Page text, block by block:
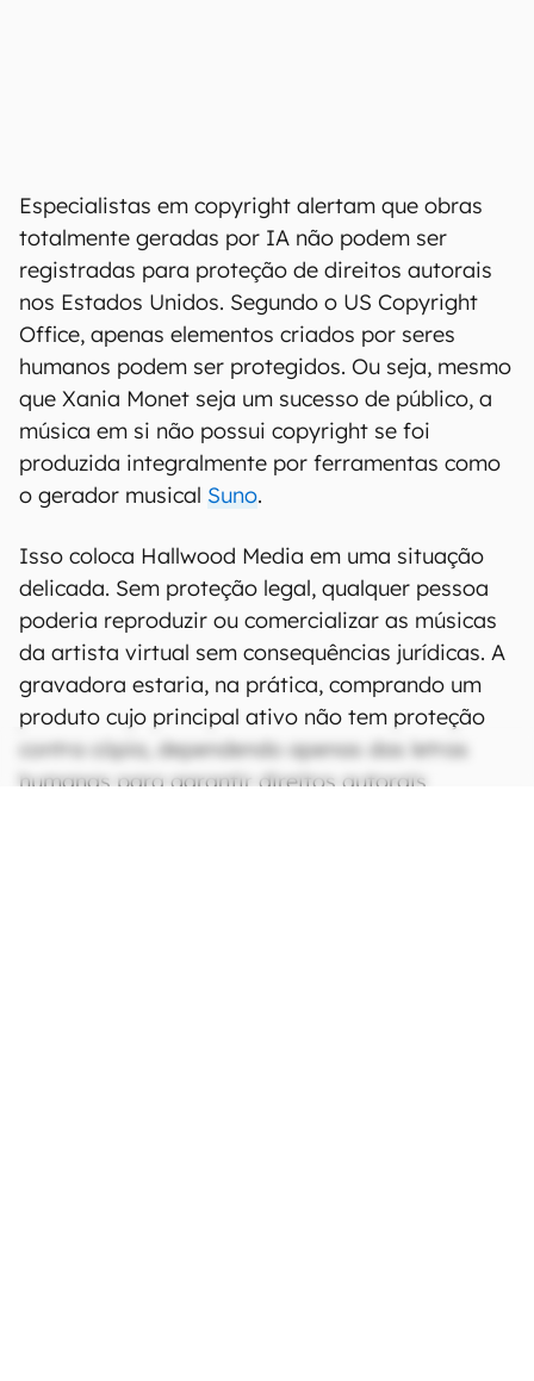
Especialistas em copyright alertam que obras
totalmente geradas por IA não podem ser
registradas para proteção de direitos autorais
nos Estados Unidos. Segundo o US Copyright
Office, apenas elementos criados por seres
humanos podem ser protegidos. Ou seja, mesmo
que Xania Monet seja um sucesso de público, a
música em si não possui copyright se foi
produzida integralmente por ferramentas como
o gerador musical Suno.
Isso coloca Hallwood Media em uma situação
delicada. Sem proteção legal, qualquer pessoa
poderia reproduzir ou comercializar as músicas
da artista virtual sem consequências jurídicas. A
gravadora estaria, na prática, comprando um
produto cujo principal ativo não tem proteção
contra cópia, dependendo apenas das letras
humanas para garantir direitos autorais.